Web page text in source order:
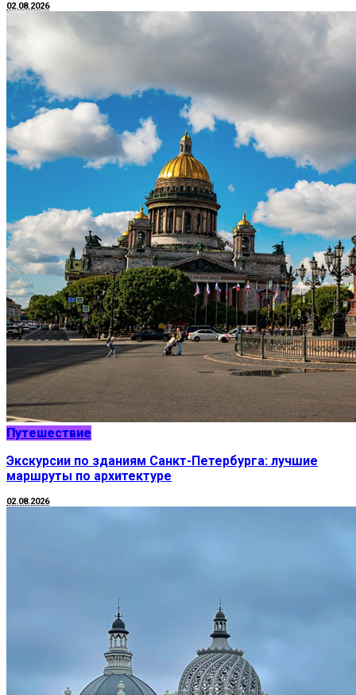
02.08.2026
Путешествие
Экскурсии по зданиям Санкт-Петербурга: лучшие
маршруты по архитектуре
02.08.2026